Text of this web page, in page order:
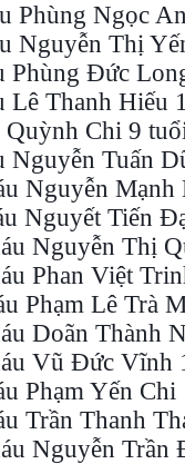
Phùng Ngọc
Nguyễn Thị
Phùng Đức
Lê Thanh Hiếu
Quỳnh Chi 9
Nguyễn Tuấn
Nguyễn
Nguyết Tiến
Nguyễn Thị
Phan Việt
Phạm Lê Trà
Doãn Thành
Vũ Đức Vĩnh
Phạm Yến
Trần Thanh
Nguyễn